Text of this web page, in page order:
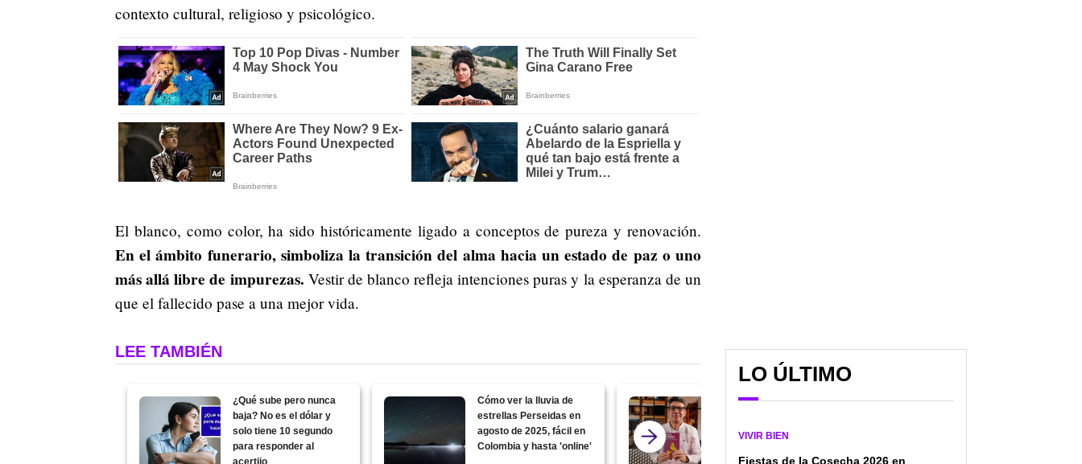
contexto cultural, religioso y psicológico.
El blanco, como color, ha sido históricamente ligado a conceptos de pureza y renovación.
En el ámbito funerario, simboliza la transición del alma hacia un estado de paz o uno
más allá libre de impurezas. Vestir de blanco refleja intenciones puras y la esperanza de un
que el fallecido pase a una mejor vida.
LEE TAMBIÉN
¿Qué sube pero nunca
baja? No es el dólar y
solo tiene 10 segundo
para responder al
acertijo
Cómo ver la lluvia de
estrellas Perseidas en
agosto de 2025, fácil en
Colombia y hasta 'online'
Entre humor y tragedia:
Antonio García Ángel en
pase lo peor’
LO ÚLTIMO
VIVIR BIEN
Fiestas de la Cosecha 2026 en